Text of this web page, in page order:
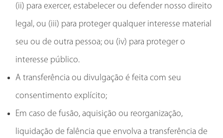
(ii) para exercer, estabelecer ou defender nosso direito
legal, ou (iii) para proteger qualquer interesse material
seu ou de outra pessoa; ou (iv) para proteger o
interesse público.
A transferência ou divulgação é feita com seu
consentimento explícito;
Em caso de fusão, aquisição ou reorganização,
liquidação de falência que envolva a transferência de